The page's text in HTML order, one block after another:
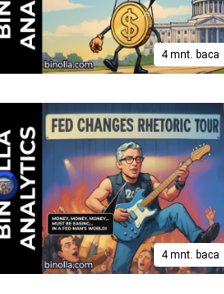
4 mnt. baca
4 mnt. baca